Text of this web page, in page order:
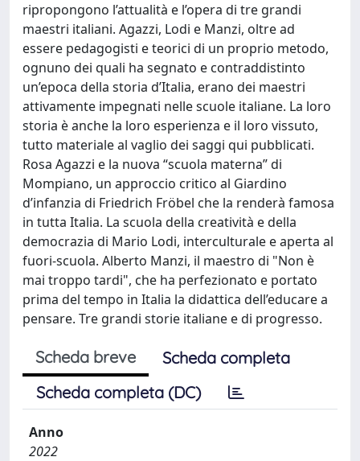
ripropongono l’attualità e l’opera di tre grandi
maestri italiani. Agazzi, Lodi e Manzi, oltre ad
essere pedagogisti e teorici di un proprio metodo,
ognuno dei quali ha segnato e contraddistinto
un’epoca della storia d’Italia, erano dei maestri
attivamente impegnati nelle scuole italiane. La loro
storia è anche la loro esperienza e il loro vissuto,
tutto materiale al vaglio dei saggi qui pubblicati.
Rosa Agazzi e la nuova “scuola materna” di
Mompiano, un approccio critico al Giardino
d’infanzia di Friedrich Fröbel che la renderà famosa
in tutta Italia. La scuola della creatività e della
democrazia di Mario Lodi, interculturale e aperta al
fuori-scuola. Alberto Manzi, il maestro di "Non è
mai troppo tardi", che ha perfezionato e portato
prima del tempo in Italia la didattica dell’educare a
pensare. Tre grandi storie italiane e di progresso.
Scheda breve
Scheda completa
Scheda completa (DC)
Anno
2022